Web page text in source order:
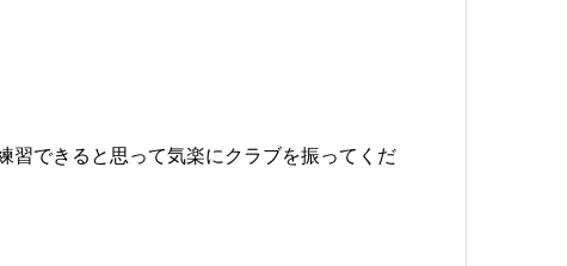
習できると思って気楽にクラブを振ってくだ